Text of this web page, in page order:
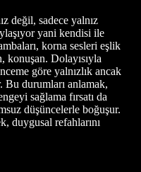
değil, sadece yalnız
yani kendisi ile
korna sesleri eşlik
Dolayısıyla
göre yalnızlık ancak
Bu durumları anlamak,
sağlama fırsatı da
düşüncelerle boğuşur.
duygusal refahlarını